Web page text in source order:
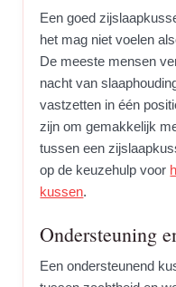
Een goed
het mag niet voelen
De meeste mensen
nacht van
vastzetten in één
zijn om gemakkelijk
tussen een
op de keuzehulp voor
kussen.
Ondersteuning
Een ondersteunend